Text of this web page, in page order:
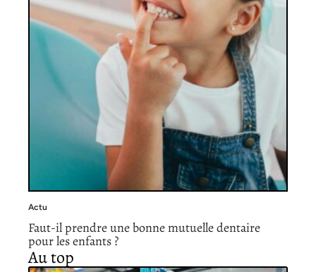
Actu
Faut-il prendre une bonne mutuelle dentaire
pour les enfants ?
Au top